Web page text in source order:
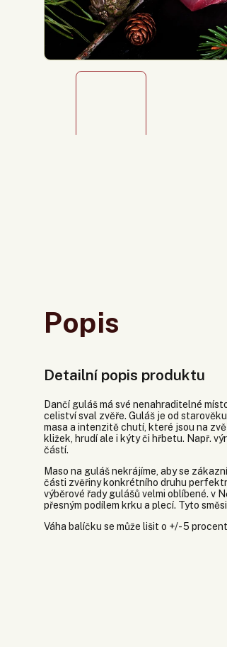
Popis
Detailní popis produktu
Dančí guláš má své nenahraditelné
celiství sval zvěře. Guláš je od
masa a intenzitě chutí, které jsou na
kližek, hrudí ale i kýty či hřbetu. Např.
částí.
Maso na guláš nekrájíme, aby se
části zvěřiny konkrétního druhu
výběrové řady gulášů velmi oblíbené. v
přesným podílem krku a plecí. Tyto
Váha balíčku se může lišit o +/- 5